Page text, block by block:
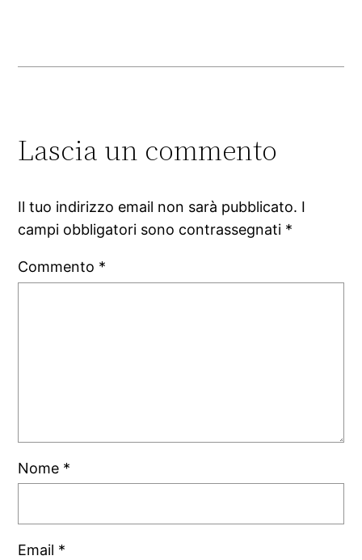
Lascia un commento
Il tuo indirizzo email non sarà pubblicato. I
campi obbligatori sono contrassegnati *
Commento *
Nome *
Email *